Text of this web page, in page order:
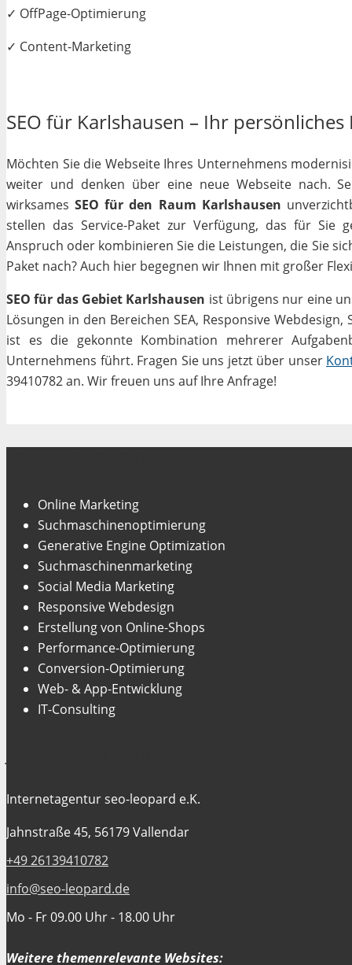
✓ OffPage-Optimierung
✓ Content-Marketing
SEO für Karlshausen – Ihr
Möchten Sie die Webseite Ihres Unternehmens
weiter und denken über eine neue Webseite nach.
wirksamesSEO für den Raum Karlshausen
stellen das Service-Paket zur Verfügung, das für Sie
Anspruch oder kombinieren Sie die Leistungen, die Sie
Paket nach? Auch hier begegnen wir Ihnen mit großer
SEO für das Gebiet Karlshausen ist übrigens nur eine
Lösungen in den Bereichen SEA, Responsive
ist es die gekonnte Kombination mehrerer
Unternehmens führt. Fragen Sie uns jetzt über unser
39410782 an. Wir freuen uns auf Ihre Anfrage!
Online Marketing
Suchmaschinenoptimierung
Generative Engine Optimization
Suchmaschinenmarketing
Social Media Marketing
Responsive Webdesign
Erstellung von Online-Shops
Performance-Optimierung
Conversion-Optimierung
Web- & App-Entwicklung
IT-Consulting
Internetagentur seo-leopard e.K.
Jahnstraße 45, 56179 Vallendar
+49 26139410782
info@seo-leopard.de
Mo - Fr 09.00 Uhr - 18.00 Uhr
Weitere themenrelevante Websites: